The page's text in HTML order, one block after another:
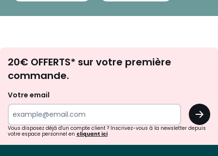
d'inspirations
surprises?
20€ OFFERTS* sur votre première
commande.
Votre email
OK
Vous disposez déjà d'un compte client ? Inscrivez-vous à la newsletter depuis
votre espace personnel en cliquant ici